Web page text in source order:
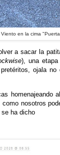
Viento en la cima
a sacar la
), una
ojala
homenajeando
nosotros
ha dicho